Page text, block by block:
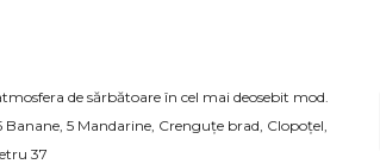
de sărbătoare în cel mai deosebit mod.
5 Mandarine, Crenguțe brad, Clopoțel,
37